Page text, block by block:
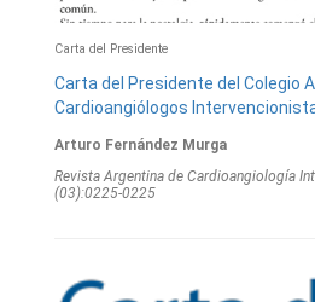
Carta del Presidente
Carta del Presidente del Colegio
Cardioangiólogos
Arturo Fernández Murga
Revista Argentina de Cardioangiologí­a
(03):0225-0225